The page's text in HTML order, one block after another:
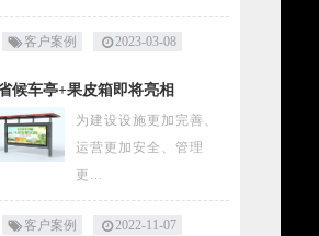
客户案例 2023-03-08
候车亭+果皮箱即将亮相
为建设设施更加完善、
运营更加安全、管理
更...
客户案例 2022-11-07